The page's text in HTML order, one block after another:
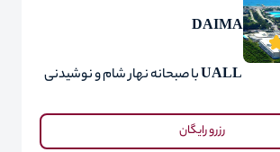
DAIMA
UALL با صبحانه نهار شام و نوشیدنی
رزرو رایگان